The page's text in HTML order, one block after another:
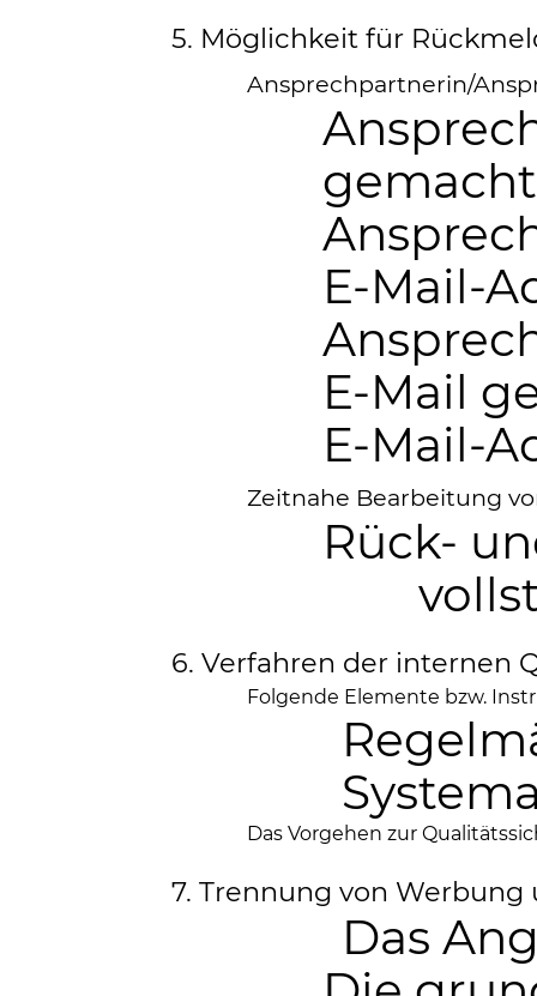
5. Möglichkeit für
Ansprechpartnerin/
E-Mail-
E-Mail
E-Mail-
Zeitnahe Bearbeitung
Rück-
6. Verfahren der internen
Folgende Elemente bzw.
Das Vorgehen zur
7. Trennung von
Das